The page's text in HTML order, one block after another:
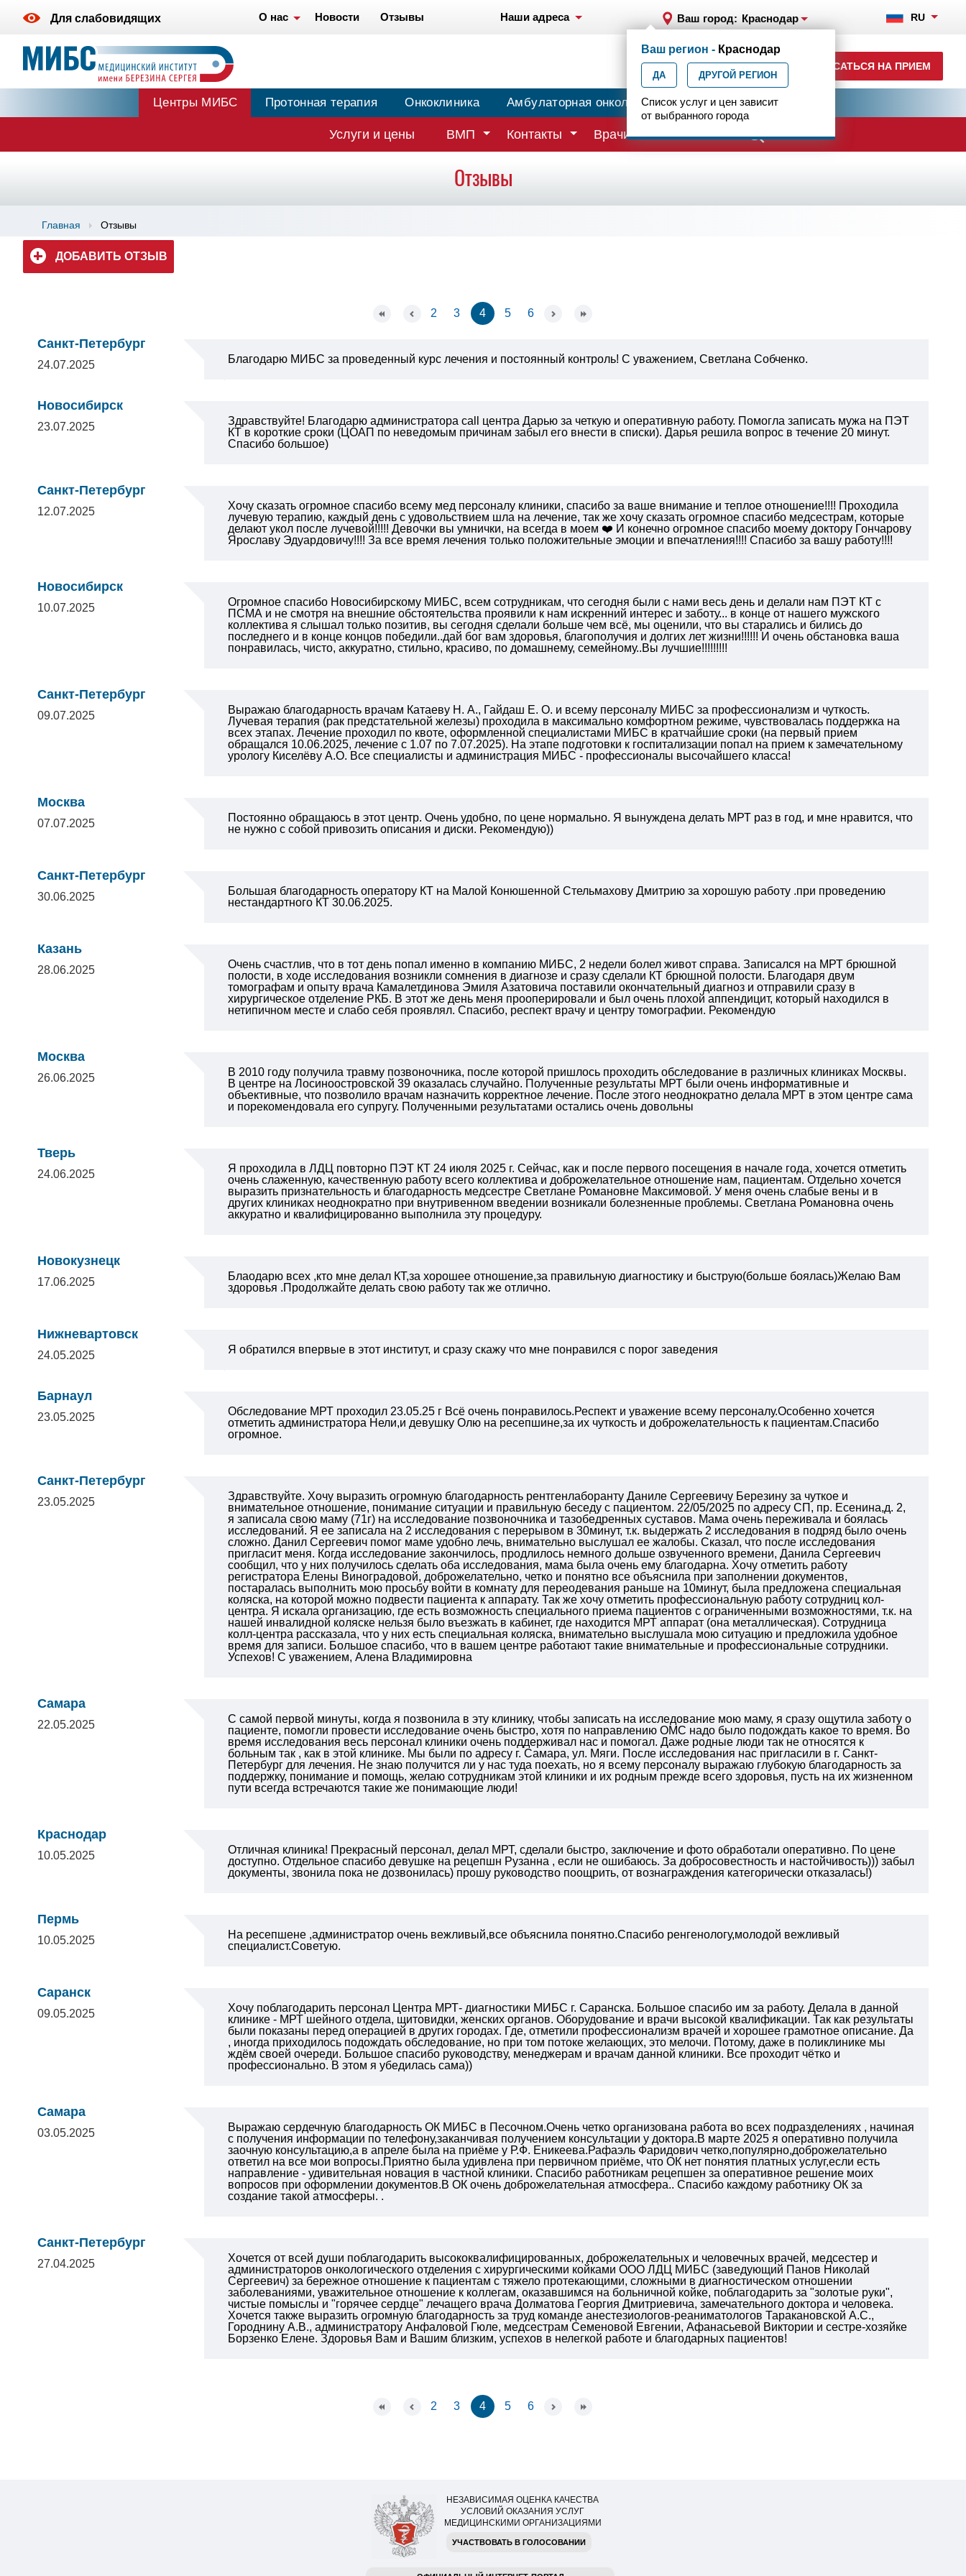
Для слабовидящих О нас Новости Отзывы Наши адреса Ваш город: Краснодар RU
+7 (861) 200-83-22
ежедн. 8.00-00.00
ЗАПИСАТЬСЯ НА ПРИЕМ
Ваш регион - Краснодар
ДА ДРУГОЙ РЕГИОН
Список услуг и цен зависит
от выбранного города
Центры МИБС Протонная терапия Онкоклиника Амбулаторная онкология Центр эпилептологии
Услуги и цены ВМП Контакты Врачи
Отзывы
Главная Отзывы
ДОБАВИТЬ ОТЗЫВ
2 3 4 5 6
Санкт-Петербург
24.07.2025 Благодарю МИБС за проведенный курс лечения и постоянный контроль! С уважением, Светлана Собченко.
Новосибирск
23.07.2025 Здравствуйте! Благодарю администратора call центра Дарью за четкую и оперативную работу. Помогла записать мужа на ПЭТ
КТ в короткие сроки (ЦОАП по неведомым причинам забыл его внести в списки). Дарья решила вопрос в течение 20 минут.
Спасибо большое)
Санкт-Петербург
12.07.2025
Хочу сказать огромное спасибо всему мед персоналу клиники, спасибо за ваше внимание и теплое отношение!!!! Проходила
лучевую терапию, каждый день с удовольствием шла на лечение, так же хочу сказать огромное спасибо медсестрам, которые
делают укол после лучевой!!!!! Девочки вы умнички, на всегда в моем ❤️ И конечно огромное спасибо моему доктору Гончарову
Ярославу Эдуардовичу!!!! За все время лечения только положительные эмоции и впечатления!!!! Спасибо за вашу работу!!!!
Новосибирск
10.07.2025
Огромное спасибо Новосибирскому МИБС, всем сотрудникам, что сегодня были с нами весь день и делали нам ПЭТ КТ с
ПСМА и не смотря на внешние обстоятельства проявили к нам искренний интерес и заботу... в конце от нашего мужского
коллектива я слышал только позитив, вы сегодня сделали больше чем всё, мы оценили, что вы старались и бились до
последнего и в конце концов победили..дай бог вам здоровья, благополучия и долгих лет жизни!!!!!! И очень обстановка ваша
понравилась, чисто, аккуратно, стильно, красиво, по домашнему, семейному..Вы лучшие!!!!!!!!!
Санкт-Петербург
09.07.2025
Выражаю благодарность врачам Катаеву Н. А., Гайдаш Е. О. и всему персоналу МИБС за профессионализм и чуткость.
Лучевая терапия (рак предстательной железы) проходила в максимально комфортном режиме, чувствовалась поддержка на
всех этапах. Лечение проходил по квоте, оформленной специалистами МИБС в кратчайшие сроки (на первый прием
обращался 10.06.2025, лечение с 1.07 по 7.07.2025). На этапе подготовки к госпитализации попал на прием к замечательному
урологу Киселёву А.О. Все специалисты и администрация МИБС - профессионалы высочайшего класса!
Москва
07.07.2025
Постоянно обращаюсь в этот центр. Очень удобно, по цене нормально. Я вынуждена делать МРТ раз в год, и мне нравится, что
не нужно с собой привозить описания и диски. Рекомендую))
Санкт-Петербург
30.06.2025
Большая благодарность оператору КТ на Малой Конюшенной Стельмахову Дмитрию за хорошую работу .при проведению
нестандартного КТ 30.06.2025.
Казань
28.06.2025
Очень счастлив, что в тот день попал именно в компанию МИБС, 2 недели болел живот справа. Записался на МРТ брюшной
полости, в ходе исследования возникли сомнения в диагнозе и сразу сделали КТ брюшной полости. Благодаря двум
томографам и опыту врача Камалетдинова Эмиля Азатовича поставили окончательный диагноз и отправили сразу в
хирургическое отделение РКБ. В этот же день меня прооперировали и был очень плохой аппендицит, который находился в
нетипичном месте и слабо себя проявлял. Спасибо, респект врачу и центру томографии. Рекомендую
Москва
26.06.2025
В 2010 году получила травму позвоночника, после которой пришлось проходить обследование в различных клиниках Москвы.
В центре на Лосиноостровской 39 оказалась случайно. Полученные результаты МРТ были очень информативные и
объективные, что позволило врачам назначить корректное лечение. После этого неоднократно делала МРТ в этом центре сама
и порекомендовала его супругу. Полученными результатами остались очень довольны
Тверь
24.06.2025
Я проходила в ЛДЦ повторно ПЭТ КТ 24 июля 2025 г. Сейчас, как и после первого посещения в начале года, хочется отметить
очень слаженную, качественную работу всего коллектива и доброжелательное отношение нам, пациентам. Отдельно хочется
выразить признательность и благодарность медсестре Светлане Романовне Максимовой. У меня очень слабые вены и в
других клиниках неоднократно при внутривенном введении возникали болезненные проблемы. Светлана Романовна очень
аккуратно и квалифицированно выполнила эту процедуру.
Новокузнецк
17.06.2025
Блаодарю всех ,кто мне делал КТ,за хорошее отношение,за правильную диагностику и быструю(больше боялась)Желаю Вам
здоровья .Продолжайте делать свою работу так же отлично.
Нижневартовск
24.05.2025 Я обратился впервые в этот институт, и сразу скажу что мне понравился с порог заведения
Барнаул
23.05.2025 Обследование МРТ проходил 23.05.25 г Всё очень понравилось.Респект и уважение всему персоналу.Особенно хочется
отметить администратора Нели,и девушку Олю на ресепшине,за их чуткость и доброжелательность к пациентам.Спасибо
огромное.
Санкт-Петербург
23.05.2025
Здравствуйте. Хочу выразить огромную благодарность рентгенлаборанту Даниле Сергеевичу Березину за чуткое и
внимательное отношение, понимание ситуации и правильную беседу с пациентом. 22/05/2025 по адресу СП, пр. Есенина,д. 2,
я записала свою маму (71г) на исследование позвоночника и тазобедренных суставов. Мама очень переживала и боялась
исследований. Я ее записала на 2 исследования с перерывом в 30минут, т.к. выдержать 2 исследования в подряд было очень
сложно. Данил Сергеевич помог маме удобно лечь, внимательно выслушал ее жалобы. Сказал, что после исследования
пригласит меня. Когда исследование закончилось, продлилось немного дольше озвученного времени, Данила Сергеевич
сообщил, что у них получилось сделать оба исследования, мама была очень ему благодарна. Хочу отметить работу
регистратора Елены Виноградовой, доброжелательно, четко и понятно все объяснила при заполнении документов,
постаралась выполнить мою просьбу войти в комнату для переодевания раньше на 10минут, была предложена специальная
коляска, на которой можно подвести пациента к аппарату. Так же хочу отметить профессиональную работу сотрудниц кол-
центра. Я искала организацию, где есть возможность специального приема пациентов с ограниченными возможностями, т.к. на
нашей инвалидной коляске нельзя было въезжать в кабинет, где находится МРТ аппарат (она металлическая). Сотрудница
колл-центра рассказала, что у них есть специальная коляска, внимательно выслушала мою ситуацию и предложила удобное
время для записи. Большое спасибо, что в вашем центре работают такие внимательные и профессиональные сотрудники.
Успехов! С уважением, Алена Владимировна
Самара
22.05.2025
С самой первой минуты, когда я позвонила в эту клинику, чтобы записать на исследование мою маму, я сразу ощутила заботу о
пациенте, помогли провести исследование очень быстро, хотя по направлению ОМС надо было подождать какое то время. Во
время исследования весь персонал клиники очень поддерживал нас и помогал. Даже родные люди так не относятся к
больным так , как в этой клинике. Мы были по адресу г. Самара, ул. Мяги. После исследования нас пригласили в г. Санкт-
Петербург для лечения. Не знаю получится ли у нас туда поехать, но я всему персоналу выражаю глубокую благодарность за
поддержку, понимание и помощь, желаю сотрудникам этой клиники и их родным прежде всего здоровья, пусть на их жизненном
пути всегда встречаются такие же понимающие люди!
Краснодар
10.05.2025
Отличная клиника! Прекрасный персонал, делал МРТ, сделали быстро, заключение и фото обработали оперативно. По цене
доступно. Отдельное спасибо девушке на рецепшн Рузанна , если не ошибаюсь. За добросовестность и настойчивость))) забыл
документы, звонила пока не дозвонилась) прошу руководство поощрить, от вознаграждения категорически отказалась!)
Пермь
10.05.2025
На ресепшене ,администратор очень вежливый,все объяснила понятно.Спасибо ренгенологу,молодой вежливый
специалист.Советую.
Саранск
09.05.2025
Хочу поблагодарить персонал Центра МРТ- диагностики МИБС г. Саранска. Большое спасибо им за работу. Делала в данной
клинике - МРТ шейного отдела, щитовидки, женских органов. Оборудование и врачи высокой квалификации. Так как результаты
были показаны перед операцией в других городах. Где, отметили профессионализм врачей и хорошее грамотное описание. Да
, иногда приходилось подождать обследование, но при том потоке желающих, это мелочи. Потому, даже в поликлинике мы
ждём своей очереди. Большое спасибо руководству, менеджерам и врачам данной клиники. Все проходит чётко и
профессионально. В этом я убедилась сама))
Самара
03.05.2025 Выражаю сердечную благодарность ОК МИБС в Песочном.Очень четко организована работа во всех подразделениях , начиная
с получения информации по телефону,заканчивая получением консультации у доктора.В марте 2025 я оперативно получила
заочную консультацию,а в апреле была на приёме у Р.Ф. Еникеева.Рафаэль Фаридович четко,популярно,доброжелательно
ответил на все мои вопросы.Приятно была удивлена при первичном приёме, что ОК нет понятия платных услуг,если есть
направление - удивительная новация в частной клиники. Спасибо работникам рецепшен за оперативное решение моих
вопросов при оформлении документов.В ОК очень доброжелательная атмосфера.. Спасибо каждому работнику ОК за
создание такой атмосферы. .
Санкт-Петербург
27.04.2025
Хочется от всей души поблагодарить высококвалифицированных, доброжелательных и человечных врачей, медсестер и
администраторов онкологического отделения с хирургическими койками ООО ЛДЦ МИБС (заведующий Панов Николай
Сергеевич) за бережное отношение к пациентам с тяжело протекающими, сложными в диагностическом отношении
заболеваниями, уважительное отношение к коллегам, оказавшимся на больничной койке, поблагодарить за "золотые руки",
чистые помыслы и "горячее сердце" лечащего врача Долматова Георгия Дмитриевича, замечательного доктора и человека.
Хочется также выразить огромную благодарность за труд команде анестезиологов-реаниматологов Таракановской А.С.,
Городнину А.В., администратору Анфаловой Гюле, медсестрам Семеновой Евгении, Афанасьевой Виктории и сестре-хозяйке
Борзенко Елене. Здоровья Вам и Вашим близким, успехов в нелегкой работе и благодарных пациентов!
2 3 4 5 6
НЕЗАВИСИМАЯ ОЦЕНКА КАЧЕСТВА
УСЛОВИЙ ОКАЗАНИЯ УСЛУГ
МЕДИЦИНСКИМИ ОРГАНИЗАЦИЯМИ
УЧАСТВОВАТЬ В ГОЛОСОВАНИИ